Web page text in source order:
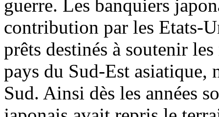
guerre. Les banquiers
contribution par les Etats-
prêts destinés à soutenir
pays du Sud-Est asiatique,
Sud. Ainsi dès les années